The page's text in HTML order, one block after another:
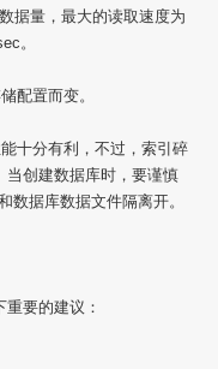
据量，最大的读取速度为
。
配置而变。
十分有利，不过，索引碎
当创建数据库时，要谨慎
数据库数据文件隔离开。
要的建议：